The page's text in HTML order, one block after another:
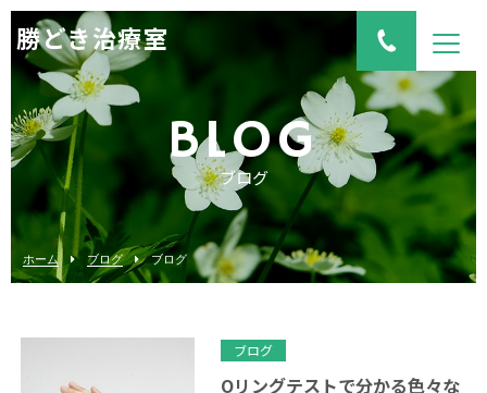
勝どき治療室
BLOG
ブログ
ホーム ブログ ブログ
ブログ
Oリングテストで分かる色々な